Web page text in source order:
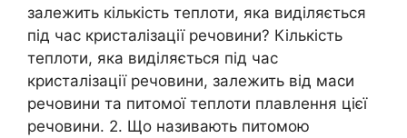
залежить кількість теплоти, яка виділяється
під час кристалізації речовини? Кількість
теплоти, яка виділяється під час
кристалізації речовини, залежить від маси
речовини та питомої теплоти плавлення цієї
речовини. 2. Що називають питомою